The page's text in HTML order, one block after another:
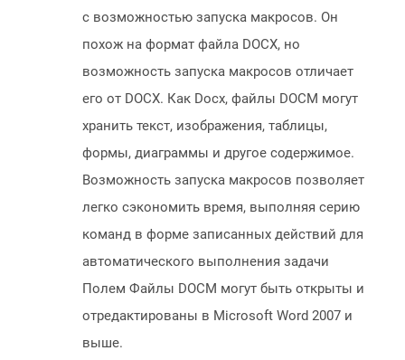
с возможностью запуска макросов. Он
похож на формат файла DOCX, но
возможность запуска макросов отличает
его от DOCX. Как Docx, файлы DOCM могут
хранить текст, изображения, таблицы,
формы, диаграммы и другое содержимое.
Возможность запуска макросов позволяет
легко сэкономить время, выполняя серию
команд в форме записанных действий для
автоматического выполнения задачи
Полем Файлы DOCM могут быть открыты и
отредактированы в Microsoft Word 2007 и
выше.